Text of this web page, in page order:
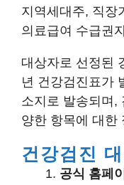
지역세대주, 직장
의료급여 수급권
대상자로 선정된
년 건강검진표가
소지로 발송되며,
양한 항목에 대한
건강검진
공식 홈페